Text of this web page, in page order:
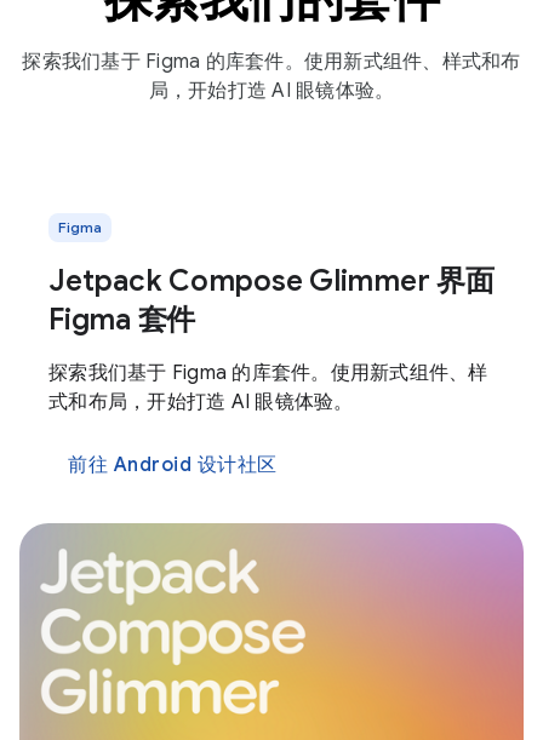
探索我们基于 Figma 的库套件。使用新式组件、样式和布
局，开始打造 AI 眼镜体验。
Figma
Jetpack Compose Glimmer 界面
Figma 套件
探索我们基于 Figma 的库套件。使用新式组件、样
式和布局，开始打造 AI 眼镜体验。
前往 Android 设计社区